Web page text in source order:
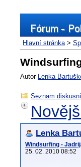
Hlavní stránka>
Autor Lenka
Seznam
Lenka
Windsurfing -
25. 02. 2010 08:52